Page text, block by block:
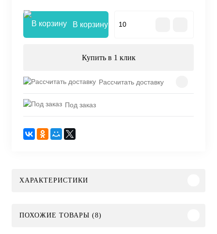
В корзину
Купить в 1 клик
Рассчитать доставку
Под заказ
ХАРАКТЕРИСТИКИ
ПОХОЖИЕ ТОВАРЫ (8)